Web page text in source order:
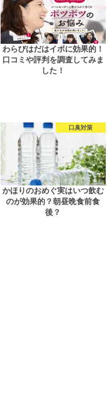
わらびはだはイボに効果的！
口コミや評判を調査してみま
した！
口臭対策
かほりのおめぐ実はいつ飲む
のが効果的？朝昼晩食前食
後？